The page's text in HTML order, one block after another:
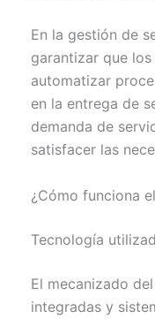
En la gestión de
garantizar que
automatizar
en la entrega de
demanda de
satisfacer las
¿Cómo funciona
Tecnología
El mecanizado
integradas y